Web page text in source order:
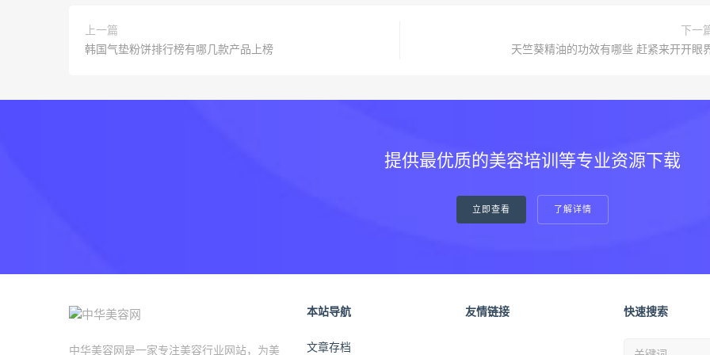
上一篇
韩国气垫粉饼排行榜有哪几款产品上榜
下一
天竺葵精油的功效有哪些 赶紧来开开眼
提供最优质的美容培训等专业资源下载
立即查看 了解详情
中华美容网是一家专注美容行业网站，为美
本站导航
文章存档
友情链接 快速搜索